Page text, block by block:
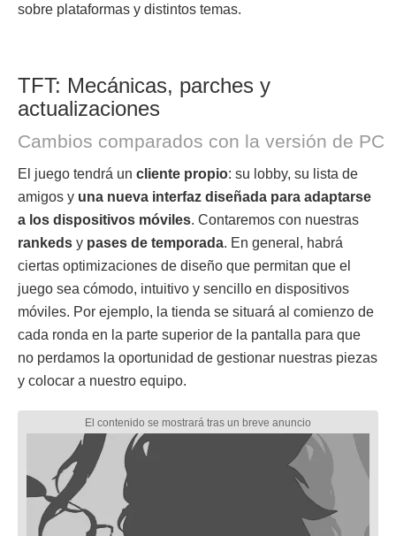
sobre plataformas y distintos temas.
TFT: Mecánicas, parches y
actualizaciones
Cambios comparados con la versión de PC
El juego tendrá un cliente propio: su lobby, su lista de
amigos y una nueva interfaz diseñada para adaptarse
a los dispositivos móviles. Contaremos con nuestras
rankeds y pases de temporada. En general, habrá
ciertas optimizaciones de diseño que permitan que el
juego sea cómodo, intuitivo y sencillo en dispositivos
móviles. Por ejemplo, la tienda se situará al comienzo de
cada ronda en la parte superior de la pantalla para que
no perdamos la oportunidad de gestionar nuestras piezas
y colocar a nuestro equipo.